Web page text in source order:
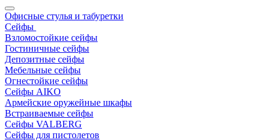
Офисные стулья и табуретки
Сейфы
Взломостойкие сейфы
Гостиничные сейфы
Депозитные сейфы
Мебельные сейфы
Огнестойкие сейфы
Сейфы AIKO
Армейские оружейные шкафы
Встраиваемые сейфы
Сейфы VALBERG
Сейфы для пистолетов